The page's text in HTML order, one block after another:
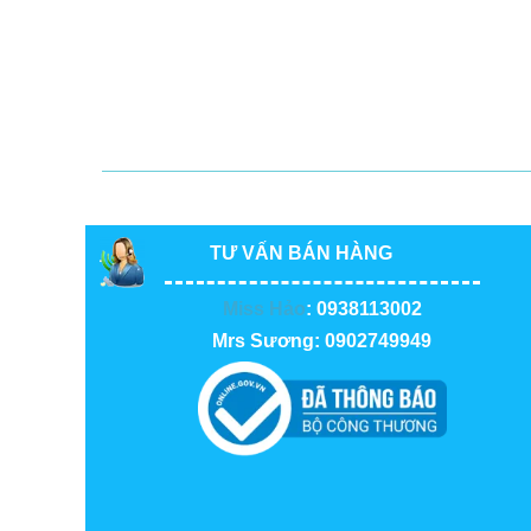
TƯ VẤN BÁN HÀNG
Miss Hảo: 0938113002
Mrs Sương: 0902749949